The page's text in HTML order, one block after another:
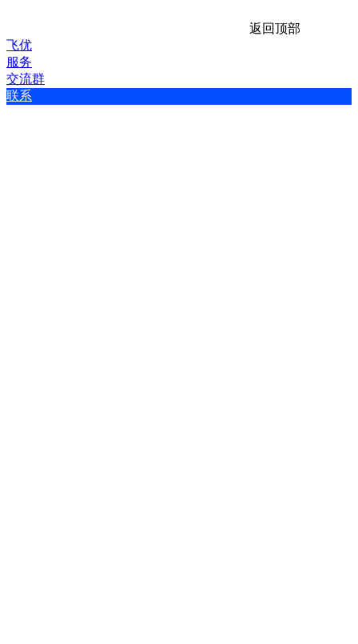
返回顶部
飞优
服务
交流群
联系